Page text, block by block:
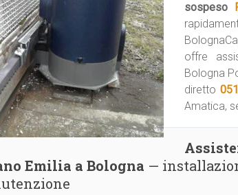
sospeso
offre
Bologna
diretto
Amatica,
Emilia a Bologna —